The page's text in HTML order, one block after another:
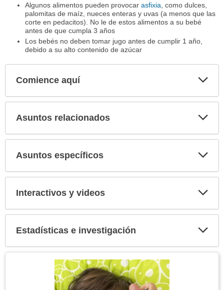
Algunos alimentos pueden provocar asfixia , como dulces,
palomitas de maíz, nueces enteras y uvas (a menos que las
corte en pedacitos). No le de estos alimentos a su bebé
antes de que cumpla 3 años
Los bebés no deben tomar jugo antes de cumplir 1 año,
debido a su alto contenido de azúcar
Comience aquí
Asuntos relacionados
Asuntos específicos
Interactivos y videos
Estadísticas e investigación